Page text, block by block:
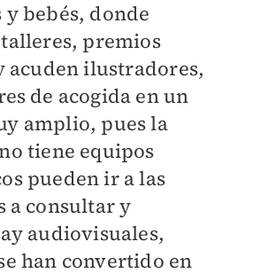
bebés, donde
premios
acuden ilustradores,
de acogida en un
amplio, pues la
tiene equipos
pueden ir a las
a consultar y
audiovisuales,
han convertido en